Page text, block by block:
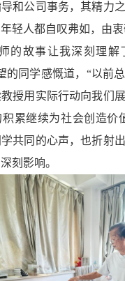
和公司事务，其精力
轻人都自叹弗如，由衷
的故事让我深刻理解
的同学感慨道， “以前
授用实际行动向我们
累继续为社会创造价
共同的心声，也折射
刻影响。